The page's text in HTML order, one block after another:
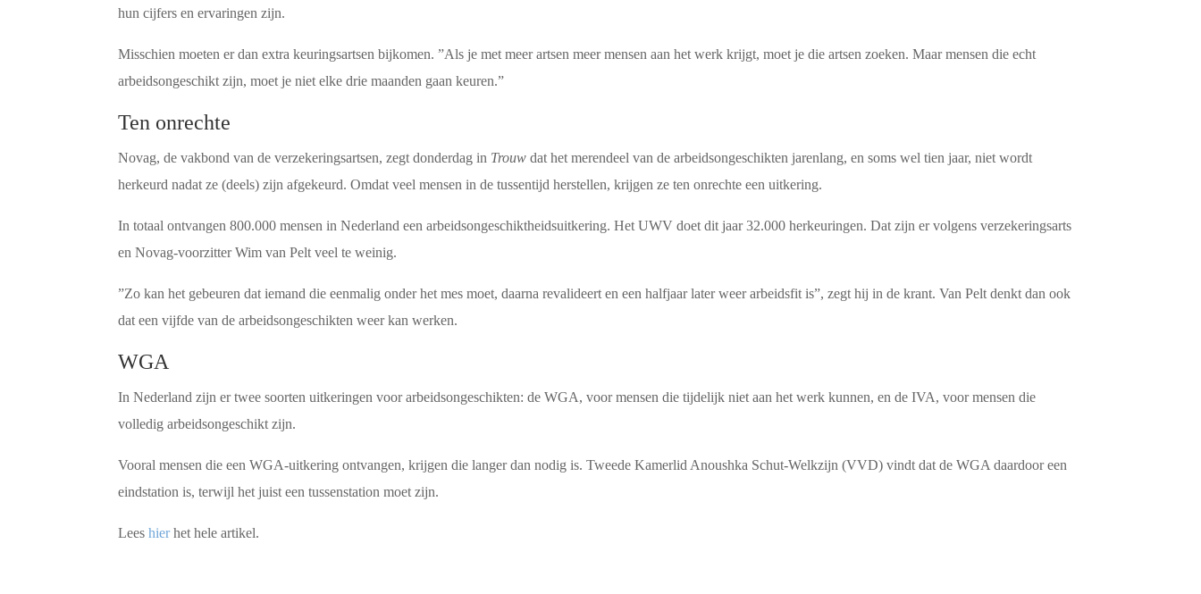
hun cijfers en ervaringen zijn.
Misschien moeten er dan extra keuringsartsen bijkomen. ”Als je met meer artsen meer mensen aan het werk krijgt, moet je die artsen zoeken. Maar mensen die echt
arbeidsongeschikt zijn, moet je niet elke drie maanden gaan keuren.”
Ten onrechte
Novag, de vakbond van de verzekeringsartsen, zegt donderdag in Trouw dat het merendeel van de arbeidsongeschikten jarenlang, en soms wel tien jaar, niet wordt
herkeurd nadat ze (deels) zijn afgekeurd. Omdat veel mensen in de tussentijd herstellen, krijgen ze ten onrechte een uitkering.
In totaal ontvangen 800.000 mensen in Nederland een arbeidsongeschiktheidsuitkering. Het UWV doet dit jaar 32.000 herkeuringen. Dat zijn er volgens verzekeringsarts
en Novag-voorzitter Wim van Pelt veel te weinig.
”Zo kan het gebeuren dat iemand die eenmalig onder het mes moet, daarna revalideert en een halfjaar later weer arbeidsfit is”, zegt hij in de krant. Van Pelt denkt dan ook
dat een vijfde van de arbeidsongeschikten weer kan werken.
WGA
In Nederland zijn er twee soorten uitkeringen voor arbeidsongeschikten: de WGA, voor mensen die tijdelijk niet aan het werk kunnen, en de IVA, voor mensen die
volledig arbeidsongeschikt zijn.
Vooral mensen die een WGA-uitkering ontvangen, krijgen die langer dan nodig is. Tweede Kamerlid Anoushka Schut-Welkzijn (VVD) vindt dat de WGA daardoor een
eindstation is, terwijl het juist een tussenstation moet zijn.
Lees hierhet hele artikel.